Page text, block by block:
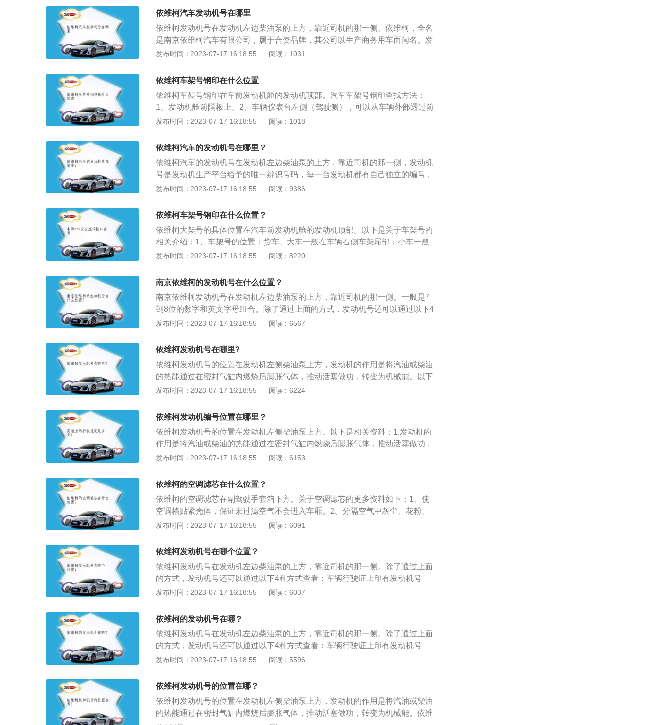
动机的属性，为某一批相同产品编制的识别代码，用以表示发动机的生产企业、
规格、性能、特征、工艺、用途和产品批次等相关信息。如燃料类型、气缸数
量、排量和静制动功率等。以下是关于发动机型号组成的相关介绍：1、首部：
包括产品系列代号、换代符号和地方、企业代号，有制造厂根据需要自选相应的
字母表示，但须经行业标准标准化归口单位核准、备案。2、中部：由缸数符
和用途特征符号组成。4、尾部：区分符号。同一系列产品因改进等原因需要区
分时，由制造厂选择适当的符号表示，后部与尾部可用‘-’分隔。依维柯大多数是
小型卡车，2020款依维柯的车身长宽高分别为6860mm、2020mm、2240mm，
据来源于南京依维柯品牌官网）
依维柯汽车发动机号在哪里
依维柯发动机号在发动机左边柴油泵的上方，靠近司机的那一侧。依维柯，全名
是南京依维柯汽车有限公司，属于合资品牌，其公司以生产商务用车而闻名。发
动机号与车架号一样，是发动机生产平台给予的唯一辨识号码。每一台发动机都
要由四部分组成：1、头部，包含产品数字、换代符号和企业数字，可以用来辨
明身份；2、中部，包含缸数、汽缸布置形式、冲程和缸径符号，用来了解汽车
发动机的含缸数量；3、后部，包含结构特征和用途特征符号，为每一台发动机
打造独一性；4、尾部，包含区分符号，用来区分同一产品的新旧款或者换代
款。
发布时间：2023-07-17 16:18:55 阅读：1031
依维柯车架号钢印在什么位置
依维柯车架号钢印在车前发动机舱的发动机顶部。汽车车架号钢印查找方法：
1、发动机舱前隔板上。2、车辆仪表台左侧（驾驶侧），可以从车辆外部透过前
风窗玻璃查看。3、车辆右侧B柱下端的铭牌上。车辆识别码相关信息：1、车架
相当于是汽车的身份证。2、车架号1-3位（WMI）：WMI世界制造厂识别码。第
1位代表该车辆生产国家和地区，第2-3位代表生产厂家和车辆类型。3、车架号4-
9位（VDS）：VDS车辆特征代码。其中的第4-8位代表该车辆的种类、系列、车
身和发动机类型等信息。第9位代表着该车辆的校验位。4、车架号10-17位（VI
S）：VIS车辆提示信息。其中的第10位表示该车辆的生产年份。第11位为该车
发布时间：2023-07-17 16:18:55 阅读：1018
依维柯汽车的发动机号在哪里？
依维柯汽车的发动机号在发动机左边柴油泵的上方，靠近司机的那一侧，发动机
号是发动机生产平台给予的唯一辨识号码，每一台发动机都有自己独立的编号，
通过发动机号可以找到这台发动机的出厂信息。依维柯是中国南京汽车集团与意
2等柴油发动机和4G64汽油发动机，充分将意大利IVECO先进的产品技术应用与
国内的汽车行业，为各类中、轻型汽车、MPV、SUV和特种车提供高品质的动力
总成。
发布时间：2023-07-17 16:18:55 阅读：9386
依维柯车架号钢印在什么位置？
依维柯大架号的具体位置在汽车前发动机舱的发动机顶部。以下是关于车架号的
相关介绍：1、车架号的位置：货车、大车一般在车辆右侧车架尾部；小车一般
在前挡风玻璃的左下角即雨刮器导流板下、副驾驶座椅门框下；摩托车方向车把
栏就有标明2、车架号的内容：车架号也就是车辆识别代码（VIN），就如同每个
人一样都有自己的身份证证明身份，车辆识别代码就是车的身份证，每一辆车有
自己独特的车架号，是由17个数字或者字母组成。人们可以从车架号上了解这个
车的许多信息。比如生产地、车辆类型、年代、组装等信息。1至3位代表生产
地、车牌、类型；4至8位代表车辆的特征；9至11位代表检验位、车辆年款和装
发布时间：2023-07-17 16:18:55 阅读：8220
南京依维柯的发动机号在什么位置？
南京依维柯发动机号在发动机左边柴油泵的上方，靠近司机的那一侧。一般是7
到8位的数字和英文字母组合。除了通过上面的方式，发动机号还可以通过以下4
种方式查看：车辆行驶证上印有发动机号码，一般位于倒数第二行；机动车登记
会载明发动机号。需要注意，发动机号不等于发动机型号。发动机型号指的是发
动机在所属厂商中的规格和大小，发动机型号可以是一样的。而发动机号指的是
发动机的生产编号，每台发动机只能使用一个发动机号并且每台发动机的编号都
是不一样的。
发布时间：2023-07-17 16:18:55 阅读：6567
依维柯发动机号在哪里?
依维柯发动机号的位置在发动机左侧柴油泵上方，发动机的作用是将汽油或柴油
的热能通过在密封气缸内燃烧后膨胀气体，推动活塞做功，转变为机械能。以下
是相关信息：1、发动机型号是发动机生产企业按照有关规定、企业或行业惯例
企业、规格、性能、特征、工艺、用途和产品批次等相关信息。如燃料类型、气
缸数量、排量和静制动功率等。2、型号组成：首部包括产品系列代号、换代符
号和地方、企业代号，有制造厂根据需要自选相应的字母表示，但须经行业标准
标准化归口单位核准、备案。中部由缸数符号、气缸布置形式符号、冲程符号和
缸径符号组成。后部由结构特征符号和用途特征符号组成。尾部是区分符号。同
部可用“-”分隔。
发布时间：2023-07-17 16:18:55 阅读：6224
依维柯发动机编号位置在哪里？
依维柯发动机号的位置在发动机左侧柴油泵上方。以下是相关资料：1.发动机的
作用是将汽油或柴油的热能通过在密封气缸内燃烧后膨胀气体，推动活塞做功，
转变为机械能。2.依维柯旗下车型有：依维柯ouba、依维柯得意、依维柯欧胜、
是：长4850mm、宽2000mm、高2180mm，轴距为2800mm，油箱容积为70l，
整备质量为2090kg。
发布时间：2023-07-17 16:18:55 阅读：6153
依维柯的空调滤芯在什么位置？
依维柯的空调滤芯在副驾驶手套箱下方。关于空调滤芯的更多资料如下：1、使
空调格贴紧壳体，保证未过滤空气不会进入车厢。2、分隔空气中灰尘、花粉、
研磨颗粒等固体杂质。3、吸附空气中，水份、煤烟、臭氧、异味、碳氧化物、S
全，能给驾乘室提供新鲜空气，避免驾乘人员吸入有害气体，保障驾驶安全，能
强效杀菌除臭。5、保证驾乘室空气清洁而不滋生细菌，创造健康环境；能有效
分隔空气中，灰尘、芯粉、研磨颗粒等固体杂质；能有效拦截花粉，保证驾乘人
员不会过敏而影响行车安全。
发布时间：2023-07-17 16:18:55 阅读：6091
依维柯发动机号在哪个位置？
依维柯发动机号在发动机左边柴油泵的上方，靠近司机的那一侧。除了通过上面
的方式，发动机号还可以通过以下4种方式查看：车辆行驶证上印有发动机号
码，一般位于倒数第二行；机动车登记证书上会载明发动机号；购车发票上会载
等于发动机型号。发动机型号指的是发动机在所属厂商中的规格和大小，发动机
型号可以是一样的。而发动机号指的是发动机的生产编号，每台发动机只能使用
一个发动机号并且每台发动机的编号都是不一样的。发动机号码由四部分组成，
代表的含义不同。首部包括产品系列代号、换代符号和地方、企业代号，由制造
厂根据需要自选相应的字母表示，但须经行业标准标准化归口单位核准、备案；
特征符号和用途特征符号组成；尾部则是区分符号，即同一系列产品因改进等原
因需要区分时，由制造厂选用适当符号表示。
发布时间：2023-07-17 16:18:55 阅读：6037
依维柯的发动机号在哪？
依维柯发动机号在发动机左边柴油泵的上方，靠近司机的那一侧。除了通过上面
的方式，发动机号还可以通过以下4种方式查看：车辆行驶证上印有发动机号
码，一般位于倒数第二行；机动车登记证书上会载明发动机号；购车发票上会载
等于发动机型号。发动机型号指的是发动机在所属厂商中的规格和大小，发动机
型号可以是一样的。而发动机号指的是发动机的生产编号，每台发动机只能使用
一个发动机号并且每台发动机的编号都是不一样的。发动机号码由四部分组成，
代表的含义不同。首部包括产品系列代号、换代符号和地方、企业代号，由制造
发布时间：2023-07-17 16:18:55 阅读：5596
依维柯发动机号的位置在哪？
依维柯发动机号的位置在发动机左侧柴油泵上方，发动机的作用是将汽油或柴油
的热能通过在密封气缸内燃烧后膨胀气体，推动活塞做功，转变为机械能。依维